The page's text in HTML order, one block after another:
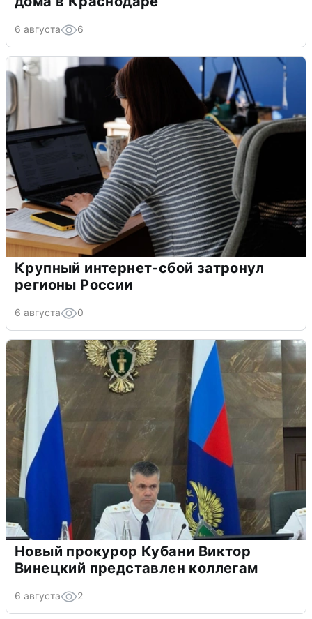
6 августа 6
Крупный интернет-сбой затронул
регионы России
6 августа 0
Новый прокурор Кубани Виктор
Винецкий представлен коллегам
6 августа 2